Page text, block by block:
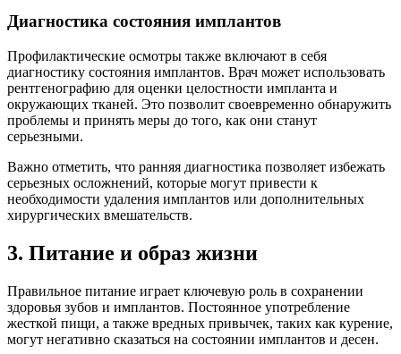
Диагностика состояния имплантов
Профилактические осмотры также включают в себя
диагностику состояния имплантов. Врач может использовать
рентгенографию для оценки целостности импланта и
окружающих тканей. Это позволит своевременно обнаружить
проблемы и принять меры до того, как они станут
серьезными.
Важно отметить, что ранняя диагностика позволяет избежать
серьезных осложнений, которые могут привести к
необходимости удаления имплантов или дополнительных
хирургических вмешательств.
3. Питание и образ жизни
Правильное питание играет ключевую роль в сохранении
здоровья зубов и имплантов. Постоянное употребление
жесткой пищи, а также вредных привычек, таких как курение,
могут негативно сказаться на состоянии имплантов и десен.